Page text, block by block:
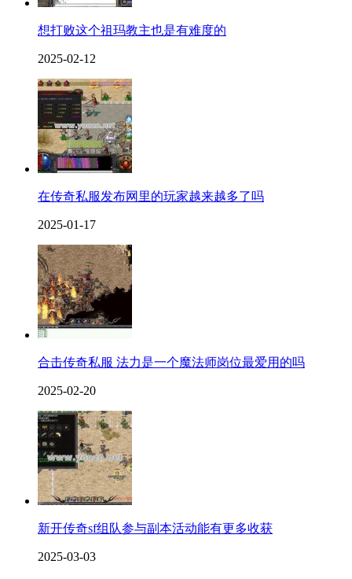
想打败这个祖玛教主也是有难度的
2025-02-12
在传奇私服发布网里的玩家越来越多了吗
2025-01-17
合击传奇私服 法力是一个魔法师岗位最爱用的吗
2025-02-20
新开传奇sf组队参与副本活动能有更多收获
2025-03-03